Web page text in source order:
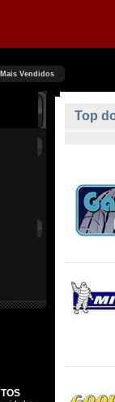
Mais Vendidos
Top